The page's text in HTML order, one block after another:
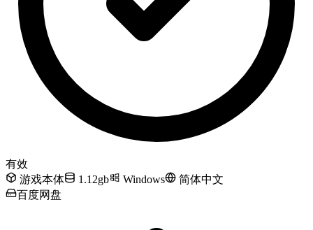
有效
游戏本体
1.12gb Windows
简体中文
百度网盘